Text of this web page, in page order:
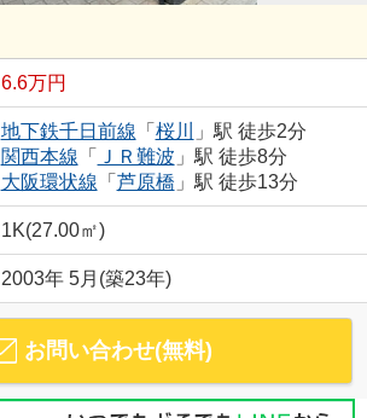
6.6万円
地下鉄千日前線 「 桜川
」駅 徒歩2分
関西本線 「 ＪＲ難波 」駅 徒歩8分
大阪環状線 「 芦原橋 」駅 徒歩13分
1K(27.00㎡)
2003年 5月(築23年)
お問い合わせ(無料)